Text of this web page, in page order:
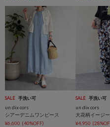
SALE 手洗い可
un dix cors
シアーデニムワンピース
¥6,600 (40%OFF)
SALE 手洗い可
un dix cors
大花柄イージ
¥4,950